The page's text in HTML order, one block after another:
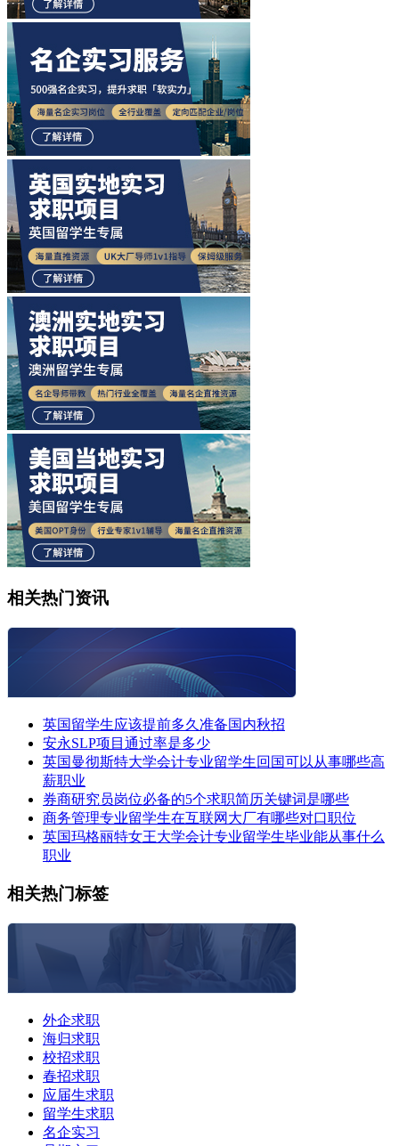
相关热门资讯
英国留学生应该提前多久准备国内秋招
安永SLP项目通过率是多少
英国曼彻斯特大学会计专业留学生回国可以从事哪些高
薪职业
券商研究员岗位必备的5个求职简历关键词是哪些
商务管理专业留学生在互联网大厂有哪些对口职位
英国玛格丽特女王大学会计专业留学生毕业能从事什么
职业
相关热门标签
外企求职
海归求职
校招求职
春招求职
应届生求职
留学生求职
名企实习